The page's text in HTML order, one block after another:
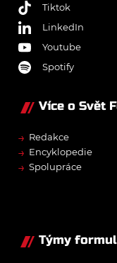
Tiktok
LinkedIn
Youtube
Spotify
Více o Svět
→ Redakce
→ Encyklopedie
→ Spolupráce
Týmy